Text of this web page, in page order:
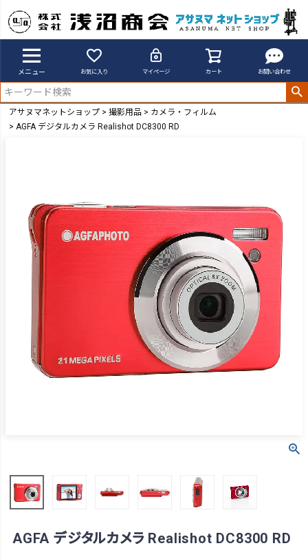
メニュー お気に入り マイページ カート お問い合わせ
アサヌマネットショップ 撮影用品
カメラ・フィルム
AGFA デジタルカメラ Realishot DC8300 RD
AGFA デジタルカメラ Realishot DC8300 RD